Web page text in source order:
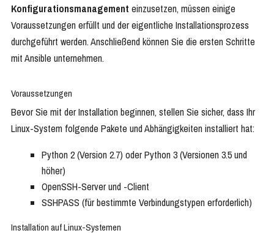
Konfigurationsmanagement einzusetzen, müssen einige
Voraussetzungen erfüllt und der eigentliche Installationsprozess
durchgeführt werden. Anschließend können Sie die ersten Schritte
mit Ansible unternehmen.
Voraussetzungen
Bevor Sie mit der Installation beginnen, stellen Sie sicher, dass Ihr
Linux-System folgende Pakete und Abhängigkeiten installiert hat:
Python 2 (Version 2.7) oder Python 3 (Versionen 3.5 und
höher)
OpenSSH-Server und -Client
SSHPASS (für bestimmte Verbindungstypen erforderlich)
Installation auf Linux-Systemen